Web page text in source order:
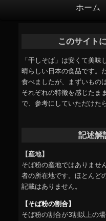
ホーム
このサイト
「干しそば」は安くて美味
晴らしい日本の食品です。
食べましたが、まずいもの
それぞれの特徴を感じたま
で、参考にしていただけた
記述解
【産地】
そば粉の産地ではありませ
者の所在地です。ほとんど
記載はありません。
【そば粉の割合】
そば粉の割合が3割以上の